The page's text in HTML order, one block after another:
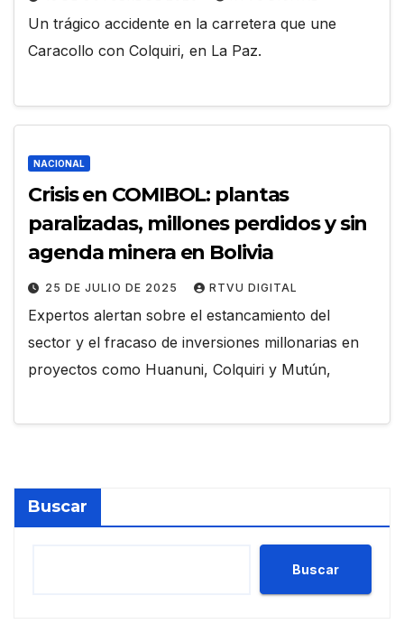
Un trágico accidente en la carretera que une
Caracollo con Colquiri, en La Paz.
NACIONAL
Crisis en COMIBOL: plantas
paralizadas, millones perdidos y sin
agenda minera en Bolivia
25 DE JULIO DE 2025 RTVU DIGITAL
Expertos alertan sobre el estancamiento del
sector y el fracaso de inversiones millonarias en
proyectos como Huanuni, Colquiri y Mutún,
Buscar
Buscar